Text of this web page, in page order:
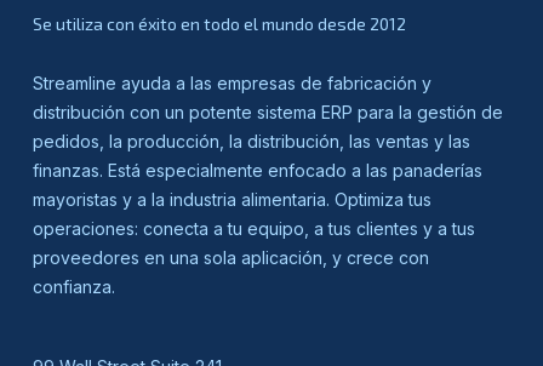
Se utiliza con éxito en todo el mundo desde 2012
Streamline ayuda a las empresas de fabricación y
distribución con un potente sistema ERP para la gestión de
pedidos, la producción, la distribución, las ventas y las
finanzas. Está especialmente enfocado a las panaderías
mayoristas y a la industria alimentaria. Optimiza tus
operaciones: conecta a tu equipo, a tus clientes y a tus
proveedores en una sola aplicación, y crece con
confianza.